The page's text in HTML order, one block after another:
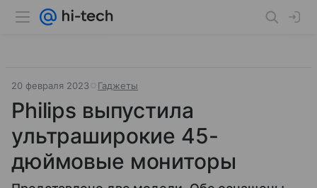
20 февраля 2023 Гаджеты
Philips выпустила
ультраширокие 45-
дюймовые мониторы